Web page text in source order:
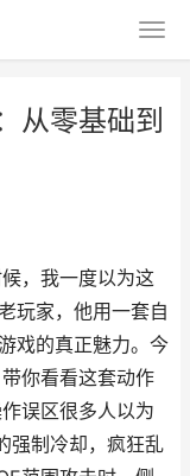
从零基础到
，我一度以为这
玩家，他用一套自
戏的真正魅力。今
你看看这套动作
误区很多人以为
强制冷却，疯狂乱